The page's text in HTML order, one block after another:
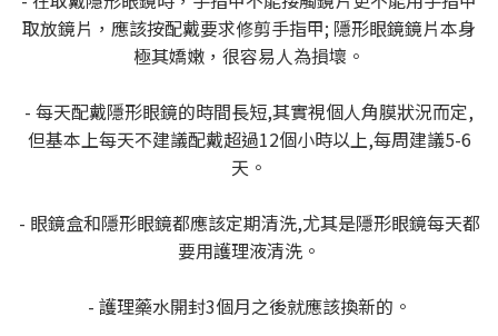
取放鏡片，應該按配戴要求修剪手指甲; 隱形眼鏡鏡片本身
極其嬌嫩，很容易人為損壞。
- 每天配戴隱形眼鏡的時間長短,其實視個人角膜狀況而定,
但基本上每天不建議配戴超過12個小時以上,每周建議5-6
天。
- 眼鏡盒和隱形眼鏡都應該定期清洗,尤其是隱形眼鏡每天都
要用護理液清洗。
- 護理藥水開封3個月之後就應該換新的。